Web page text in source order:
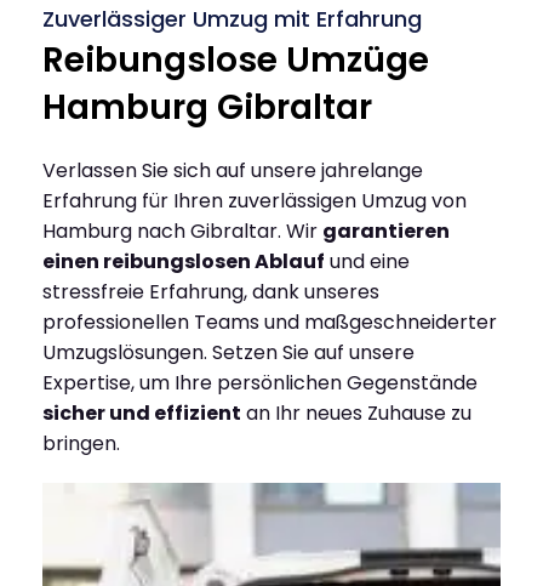
Zuverlässiger Umzug mit Erfahrung
Reibungslose Umzüge
Hamburg Gibraltar
Verlassen Sie sich auf unsere jahrelange
Erfahrung für Ihren zuverlässigen Umzug von
Hamburg nach Gibraltar. Wir garantieren
einen reibungslosen Ablauf und eine
stressfreie Erfahrung, dank unseres
professionellen Teams und maßgeschneiderter
Umzugslösungen. Setzen Sie auf unsere
Expertise, um Ihre persönlichen Gegenstände
sicher und effizient an Ihr neues Zuhause zu
bringen.